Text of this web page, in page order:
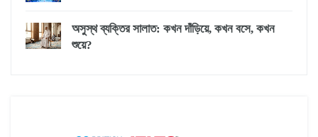
অসুস্থ ব্যক্তির সালাত: কখন দাঁড়িয়ে, কখন বসে, কখন
শুয়ে?